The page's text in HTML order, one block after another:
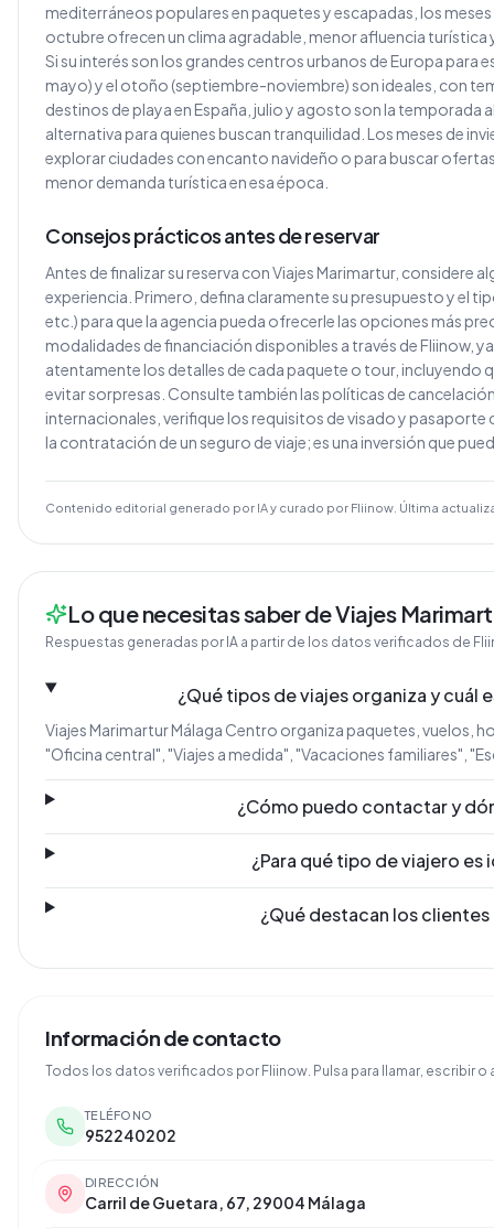
mediterráneos populares en paquetes y escapadas, los
octubre ofrecen un clima agradable, menor afluencia
Si su interés son los grandes centros urbanos de Europa para
mayo) y el otoño (septiembre-noviembre) son ideales, con
destinos de playa en España, julio y agosto son la temporada
alternativa para quienes buscan tranquilidad. Los meses de
explorar ciudades con encanto navideño o para buscar
menor demanda turística en esa época.
Consejos prácticos antes de reservar
Antes de finalizar su reserva con Viajes Marimartur, considere
experiencia. Primero, defina claramente su presupuesto y el
etc.) para que la agencia pueda ofrecerle las opciones más
modalidades de financiación disponibles a través de Fliinow,
atentamente los detalles de cada paquete o tour, incluyendo
evitar sorpresas. Consulte también las políticas de
internacionales, verifique los requisitos de visado y
la contratación de un seguro de viaje; es una inversión que
Contenido editorial generado por IA y curado por Fliinow. Última
Lo que necesitas saber de Viajes
Respuestas generadas por IA a partir de los datos verificados de
¿Qué tipos de viajes organiza y cuál
Viajes Marimartur Málaga Centro organiza paquetes, vuelos,
"Oficina central", "Viajes a medida", "Vacaciones familiares",
¿Cómo puedo contactar y
¿Para qué tipo de viajero es
¿Qué destacan los clientes
Información de contacto
Todos los datos verificados por Fliinow. Pulsa para llamar, escribir o
TELÉFONO
952240202
DIRECCIÓN
Carril de Guetara, 67, 29004 Málaga